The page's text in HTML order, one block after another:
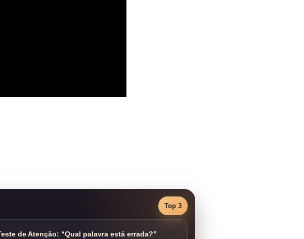
Top 3
de Atenção: “Qual palavra está errada?”